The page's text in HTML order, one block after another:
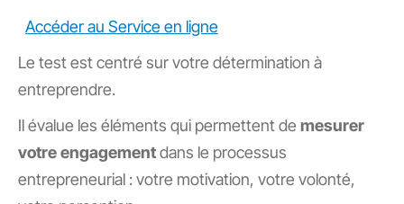
Accéder au Service en ligne
Le test est centré sur votre détermination à
entreprendre.
Il évalue les éléments qui permettent de mesurer
votre engagementdans le processus
entrepreneurial : votre motivation, votre volonté,